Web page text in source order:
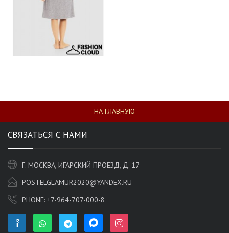
НА ГЛАВНУЮ
СВЯЗАТЬСЯ С НАМИ
Г. МОСКВА, ИГАРСКИЙ ПРОЕЗД, Д. 17
POSTELGLAMUR2020@YANDEX.RU
PHONE: +7-964-707-000-8